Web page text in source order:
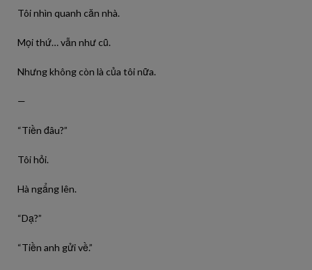
Tôi nhìn quanh căn nhà.
Mọi thứ… vẫn như cũ.
Nhưng không còn là của tôi nữa.
—
“Tiền đâu?”
Tôi hỏi.
Hà ngẩng lên.
“Dạ?”
“Tiền anh gửi về.”